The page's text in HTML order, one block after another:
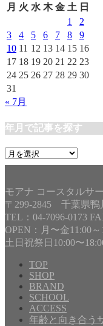
リ
月 火 水 木 金 土 日
1
2
3
4 5 6 7 8
9
10 11 12 13 14 15 16
17 18 19 20 21 22 23
24 25 26 27 28 29 30
31
« 7月
年月で記事を探す
年
月
記
事
を
探
す
モアナ コースタルサ
〒299-2845 千葉県鴨
TEL：04-7096-0173
OPEN：月〜金11:00
土日祝祭日10:00〜
TOP
SHOP
BRAND
SCHOOL
ACCESS
年齢と向き合う